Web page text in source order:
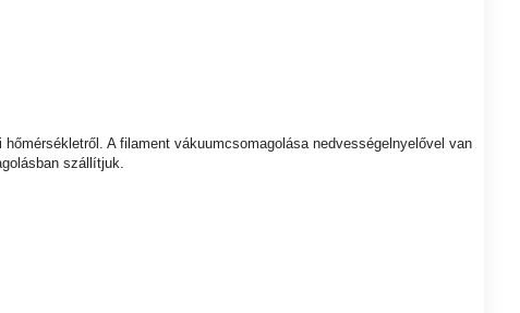
A filament vákuumcsomagolása nedvességelnyelővel van
szállítjuk.